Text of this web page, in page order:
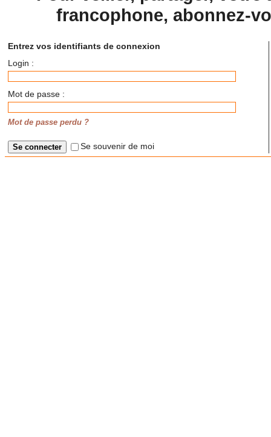
francophone, abonnez-
Entrez vos identifiants de connexion
Login :
Mot de passe :
Mot de passe perdu ?
Se souvenir de moi